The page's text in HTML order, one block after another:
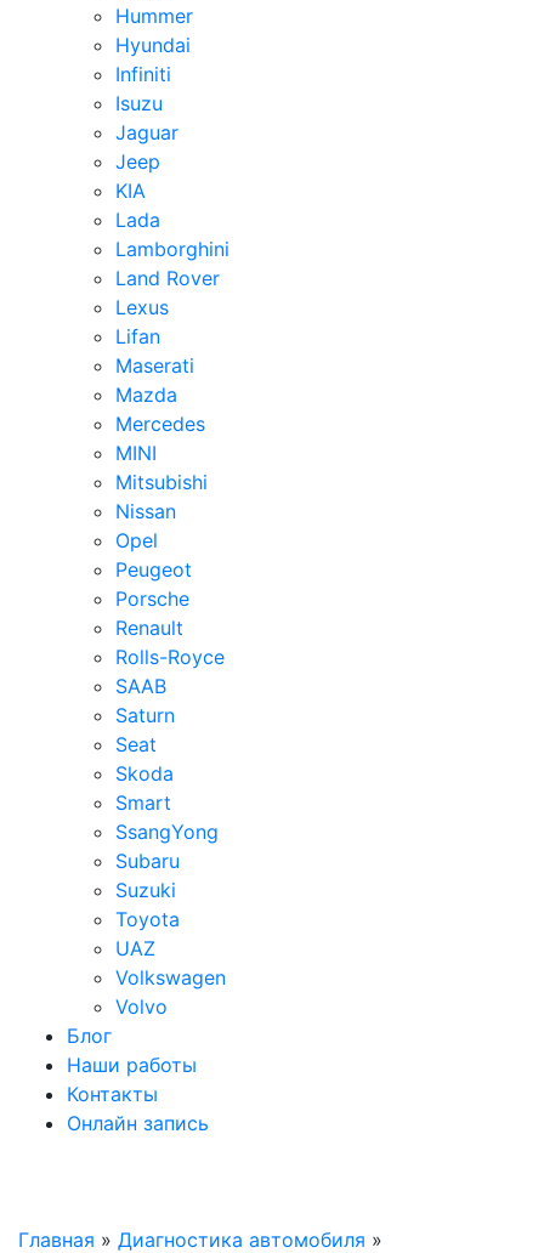
Hummer
Hyundai
Infiniti
Isuzu
Jaguar
Jeep
KIA
Lada
Lamborghini
Land Rover
Lexus
Lifan
Maserati
Mazda
Mercedes
MINI
Mitsubishi
Nissan
Opel
Peugeot
Porsche
Renault
Rolls-Royce
SAAB
Saturn
Seat
Skoda
Smart
SsangYong
Subaru
Suzuki
Toyota
UAZ
Volkswagen
Volvo
Блог
Наши работы
Контакты
Онлайн запись
Главная » Диагностика автомобиля »